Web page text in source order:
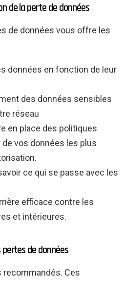
de la perte de données
de données vous offre les
données en fonction de leur
des données sensibles
réseau
en place des politiques
vos données les plus
ce qui se passe avec les
efficace contre les
et intérieures.
pertes de données
Ces